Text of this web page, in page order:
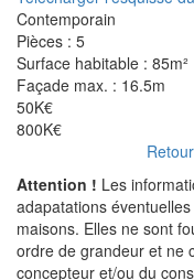
Contemporain
Pièces : 5
Surface habitable : 85m²
Façade max. : 16.5m
50K€
800K€
Attention ! Les
adapatations
maisons. Elles ne sont
ordre de grandeur et ne
concepteur et/ou du